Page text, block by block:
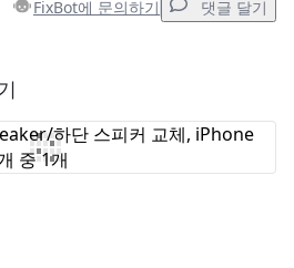
FixBot에 문의하기 댓글 달기